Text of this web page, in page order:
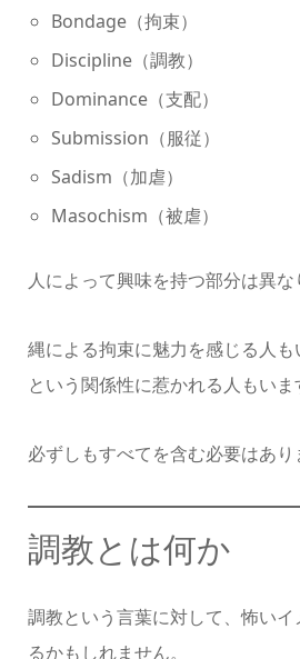
Bondage（拘束）
Discipline（調教）
Dominance（支配）
Submission（服従）
Sadism（加虐）
Masochism（被虐）
人によって興味を持つ部分は異な
縄による拘束に魅力を感じる人
という関係性に惹かれる人もいま
必ずしもすべてを含む必要はあり
調教とは何か
調教という言葉に対して、怖い
るかもしれません。